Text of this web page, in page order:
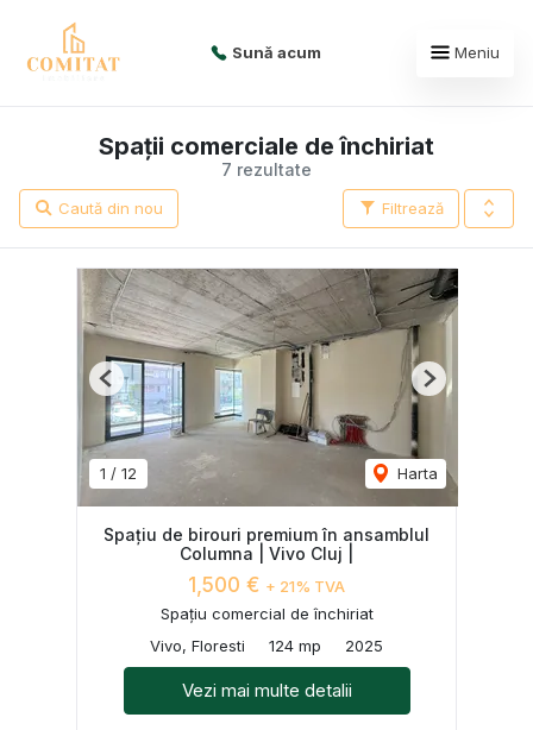
Sună acum Meniu
7 rezultate
Spații comerciale de închiriat
Filtrează
Caută din nou
1 / 12 Harta
Previous Next
Spațiu de birouri premium în ansamblul
Columna | Vivo Cluj |
1,500 € + 21% TVA
Spațiu comercial de închiriat
Vivo, Floresti
124 mp 2025
Vezi mai multe detalii